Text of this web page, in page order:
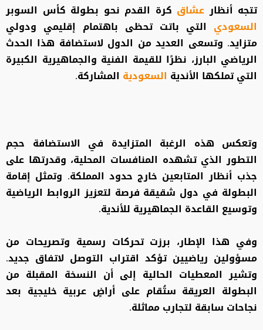
تتجه أنظارعشاق كرة القدم نحو بطولة كأس السوبر
السعودي التي باتت تحظى باهتمام إقليمي ودولي
متزايد. وتسعى العديد من الدول لاستضافة هذا الحدث
الرياضي البارز، نظرًا للقيمة الفنية والجماهيرية الكبيرة
التي تملكها الأندية السعودية المشاركة.
وتعكس هذه الرغبة المتزايدة في الاستضافة حجم
التطور الذي تشهده المنافسات المحلية، وقدرتها على
جذب أنظار المتابعين خارج حدود المملكة. وتمثل إقامة
البطولة في دول شقيقة فرصة لتعزيز الروابط الرياضية
وتوسيع القاعدة الجماهيرية للأندية.
وفي هذا الإطار، برزت تحركات رسمية وتصريحات من
مسؤولين رياضيين تؤكد اقتراب التوصل لاتفاق جديد.
وتشير المعطيات الحالية إلى أن النسخة المقبلة من
البطولة العريقة ستُقام على أراضٍ عربية خليجية بعد
نجاحات سابقة لتجارب مماثلة.